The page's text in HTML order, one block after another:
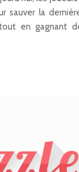
sauver la
en gagnant